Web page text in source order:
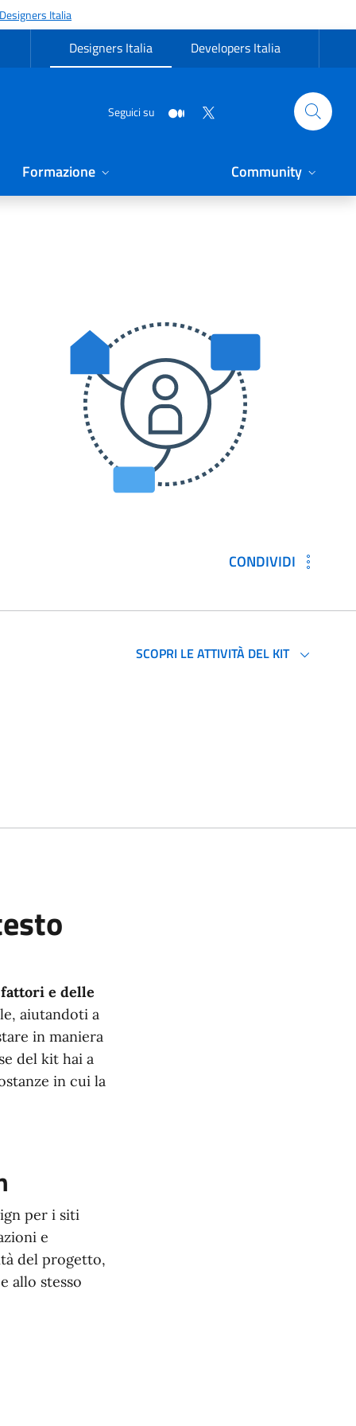
Italia
Designers Italia Developers Italia
Seguici su
Formazione Community
CONDIVIDI
SCOPRI LE ATTIVITÀ DEL KIT
e delle
aiutandoti a
in maniera
del kit hai a
in cui la
per i siti
e
del progetto,
allo stesso